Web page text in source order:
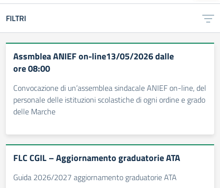
FILTRI
Assmblea ANIEF on-line13/05/2026 dalle
ore 08:00
Convocazione di un’assemblea sindacale ANIEF on-line, del
personale delle istituzioni scolastiche di ogni ordine e grado
delle Marche
FLC CGIL – Aggiornamento graduatorie ATA
Guida 2026/2027 aggiornamento graduatorie ATA